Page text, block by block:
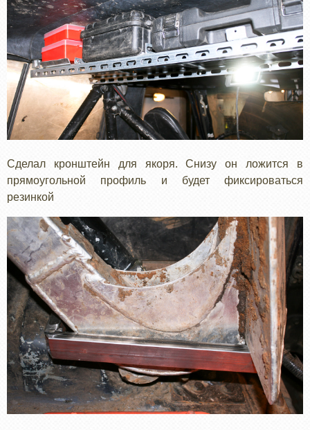
Сделал кронштейн для якоря. Снизу он ложится в
прямоугольной профиль и будет фиксироваться
резинкой